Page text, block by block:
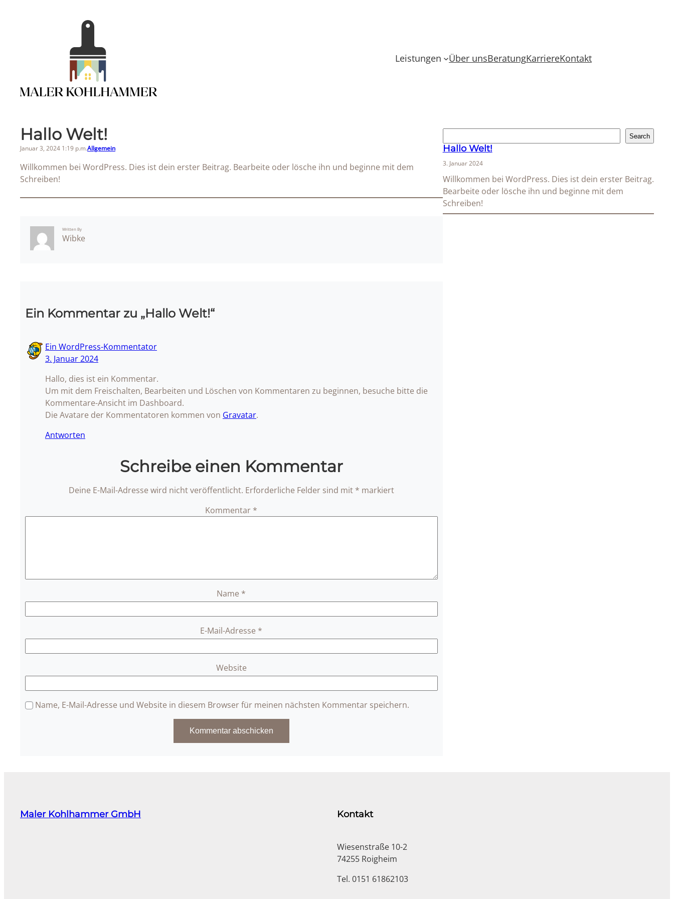
Leistungen Über unsBeratungKarriereKontakt
Hallo Welt!
Januar 3, 2024 1:19 p.m.Allgemein
Willkommen bei WordPress. Dies ist dein erster Beitrag. Bearbeite oder lösche ihn und beginne mit dem
Schreiben!
Written By
Wibke
Ein Kommentar zu „Hallo Welt!“
Ein WordPress-Kommentator
3. Januar 2024
Hallo, dies ist ein Kommentar.
Um mit dem Freischalten, Bearbeiten und Löschen von Kommentaren zu beginnen, besuche bitte die
Kommentare-Ansicht im Dashboard.
Die Avatare der Kommentatoren kommen von Gravatar.
Antworten
Schreibe einen Kommentar
Deine E-Mail-Adresse wird nicht veröffentlicht. Erforderliche Felder sind mit * markiert
Kommentar *
Name *
E-Mail-Adresse *
Website
Name, E-Mail-Adresse und Website in diesem Browser für meinen nächsten Kommentar speichern.
u
e
n
Search
Hallo Welt!
3. Januar 2024
Willkommen bei WordPress. Dies ist dein erster Beitrag.
Bearbeite oder lösche ihn und beginne mit dem
Schreiben!
Maler Kohlhammer GmbH Kontakt
Wiesenstraße 10-2
74255 Roigheim
Tel. 0151 61862103